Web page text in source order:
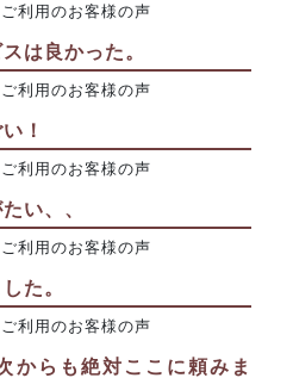
利用のお客様の声
は良かった。
利用のお客様の声
！
利用のお客様の声
い、、
利用のお客様の声
た。
利用のお客様の声
からも絶対ここに頼みま